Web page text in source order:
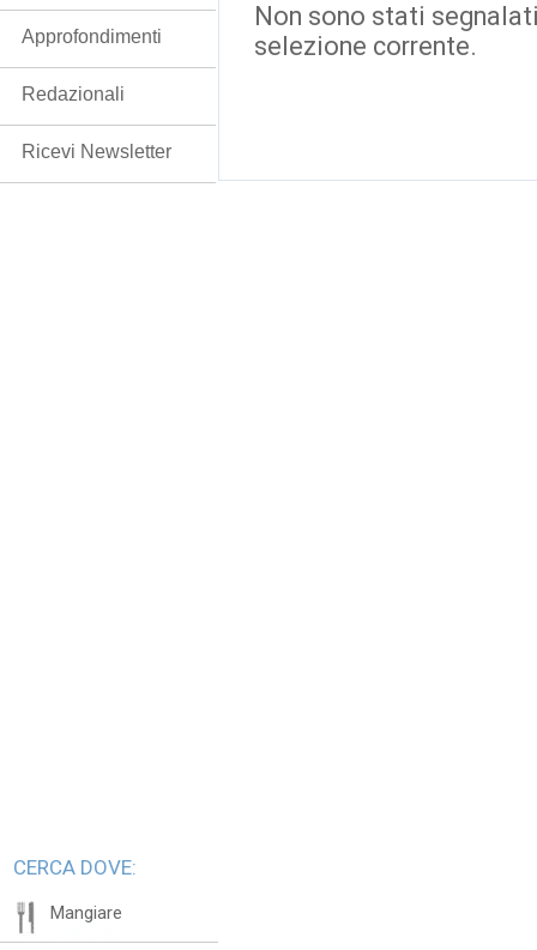
Non sono stati
selezione corrente.
Approfondimenti
Redazionali
Ricevi Newsletter
CERCA DOVE:
Mangiare